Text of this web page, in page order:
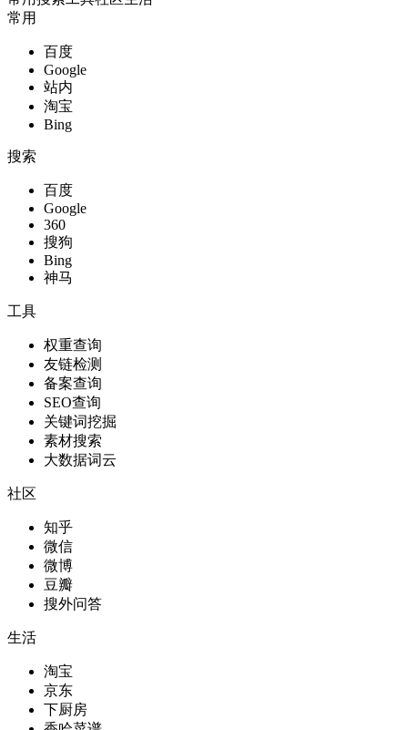
常用
百度
Google
站内
淘宝
Bing
搜索
百度
Google
360
搜狗
Bing
神马
工具
权重查询
友链检测
备案查询
SEO查询
关键词挖掘
素材搜索
大数据词云
社区
知乎
微信
微博
豆瓣
搜外问答
生活
淘宝
京东
下厨房